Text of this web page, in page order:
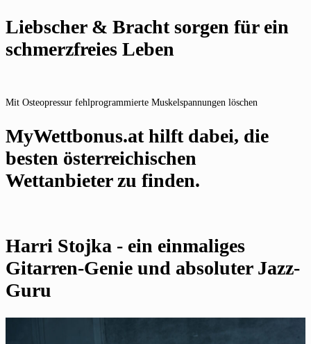
Liebscher & Bracht sorgen für ein
schmerzfreies Leben
Mit Osteopressur fehlprogrammierte Muskelspannungen löschen
MyWettbonus.at hilft dabei, die
besten österreichischen
Wettanbieter zu finden.
Harri Stojka - ein einmaliges
Gitarren-Genie und absoluter Jazz-
Guru